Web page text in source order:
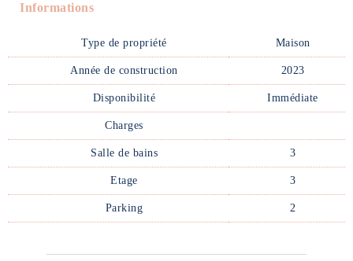
Informations
Type de propriété Maison
Année de construction 2023
Disponibilité Immédiate
Charges
Salle de bains 3
Etage 3
Parking 2